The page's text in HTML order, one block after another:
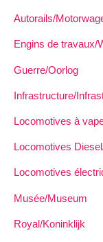
Autorails/
Engins de travaux/
Guerre/Oorlog
Infrastructure/
Locomotives à
Locomotives
Locomotives
Musée/Museum
Royal/Koninklijk